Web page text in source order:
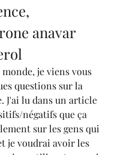
anavar
je viens vous
questions sur la
J'ai lu dans un article
négatifs que ça
sur les gens qui
je voudrai avoir les